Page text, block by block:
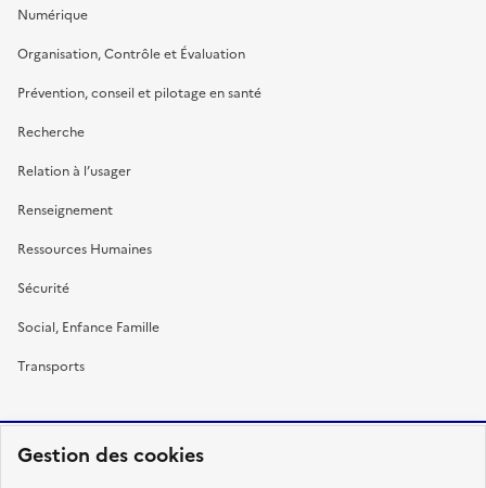
Gestion des cookies
Numérique
Organisation, Contrôle et Évaluation
Prévention, conseil et pilotage en santé
Recherche
Relation à l’usager
Renseignement
Ressources Humaines
Sécurité
Social, Enfance Famille
Transports